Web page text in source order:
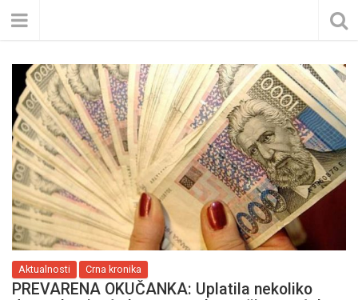
Aktualnosti Crna kronika
PREVARENA OKUČANKA: Uplatila nekoliko